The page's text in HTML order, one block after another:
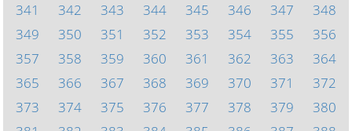
341
342 343 344 345 346 347
348
349
350 351 352 353 354 355
356
357
358 359 360 361 362 363
364
365
366 367 368 369 370 371
372
373
374 375 376 377 378 379
380